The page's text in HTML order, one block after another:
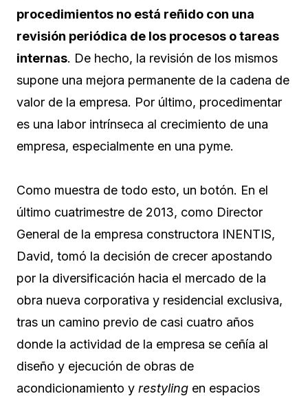
procedimientos no está reñido con una
revisión periódica de los procesos o tareas
internas. De hecho, la revisión de los mismos
supone una mejora permanente de la cadena de
valor de la empresa. Por último, procedimentar
es una labor intrínseca al crecimiento de una
empresa, especialmente en una pyme.
Como muestra de todo esto, un botón. En el
último cuatrimestre de 2013, como Director
General de la empresa constructora INENTIS,
David, tomó la decisión de crecer apostando
por la diversificación hacia el mercado de la
obra nueva corporativa y residencial exclusiva,
tras un camino previo de casi cuatro años
donde la actividad de la empresa se ceñía al
diseño y ejecución de obras de
acondicionamiento y restyling en espacios